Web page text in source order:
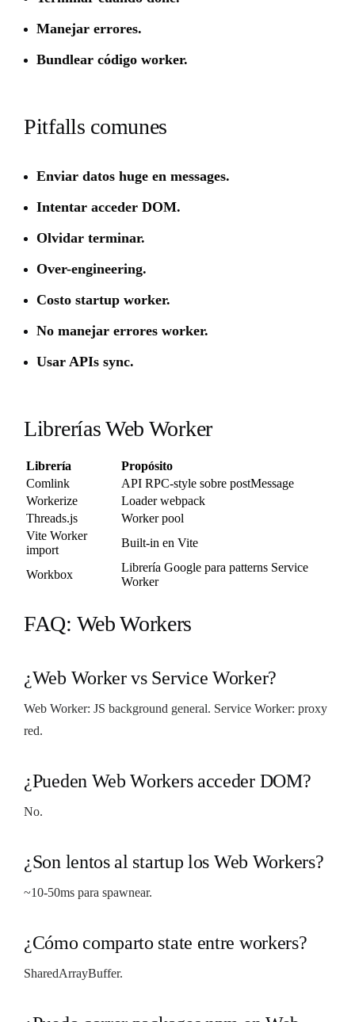
Manejar errores.
Bundlear código worker.
Pitfalls comunes
Enviar datos huge en messages.
Intentar acceder DOM.
Olvidar terminar.
Over-engineering.
Costo startup worker.
No manejar errores worker.
Usar APIs sync.
Librerías Web Worker
Librería
Propósito
Comlink
API RPC-style sobre postMessage
Workerize
Loader webpack
Threads.js
Worker pool
Vite Worker
import
Built-in en Vite
Workbox
Librería Google para patterns Service
Worker
FAQ: Web Workers
¿Web Worker vs Service Worker?
Web Worker: JS background general. Service Worker: proxy
red.
¿Pueden Web Workers acceder DOM?
No.
¿Son lentos al startup los Web Workers?
~10-50ms para spawnear.
¿Cómo comparto state entre workers?
SharedArrayBuffer.